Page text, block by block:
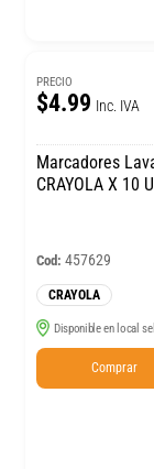
PRECIO
$4.99 Inc. IVA
Marcadores
CRAYOLA X 10
Cod: 457629
CRAYOLA
Disponible en local
Comprar